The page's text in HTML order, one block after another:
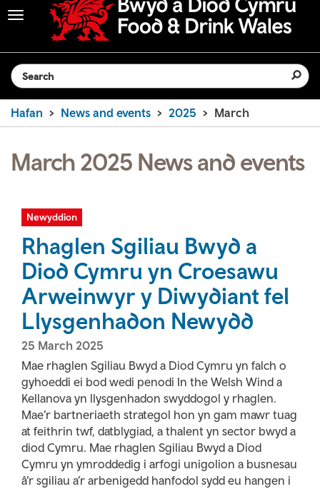
Toggle
navigation
Search the website
Hafan News and events 2025 March
March 2025 News and events
Newyddion
Rhaglen Sgiliau Bwyd a
Diod Cymru yn Croesawu
Arweinwyr y Diwydiant fel
Llysgenhadon Newydd
25 March 2025
Mae rhaglen Sgiliau Bwyd a Diod Cymru yn falch o
gyhoeddi ei bod wedi penodi In the Welsh Wind a
Kellanova yn llysgenhadon swyddogol y rhaglen.
Mae’r bartneriaeth strategol hon yn gam mawr tuag
at feithrin twf, datblygiad, a thalent yn sector bwyd a
diod Cymru. Mae rhaglen Sgiliau Bwyd a Diod
Cymru yn ymroddedig i arfogi unigolion a busnesau
â’r sgiliau a’r arbenigedd hanfodol sydd eu hangen i